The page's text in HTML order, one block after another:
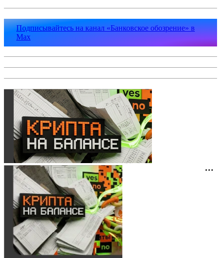
Подписывайтесь на канал «Банковское обозрение» в
Max